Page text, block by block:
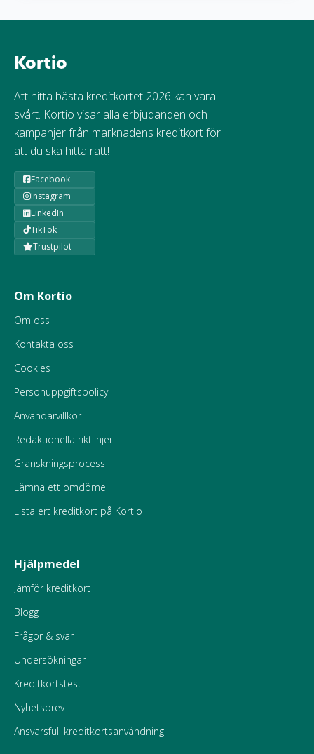
Kortio
Att hitta bästa kreditkortet 2026 kan vara
svårt. Kortio visar alla erbjudanden och
kampanjer från marknadens kreditkort för
att du ska hitta rätt!
Facebook
Instagram
LinkedIn
TikTok
Trustpilot
Om Kortio
Om oss
Kontakta oss
Cookies
Personuppgiftspolicy
Användarvillkor
Redaktionella riktlinjer
Granskningsprocess
Lämna ett omdöme
Lista ert kreditkort på Kortio
Hjälpmedel
Jämför kreditkort
Blogg
Frågor & svar
Undersökningar
Kreditkortstest
Nyhetsbrev
Ansvarsfull kreditkortsanvändning